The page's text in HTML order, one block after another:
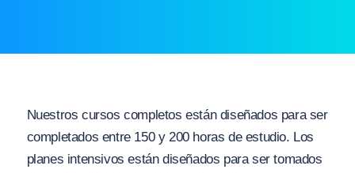
Nuestros cursos completos están diseñados para ser
completados entre 150 y 200 horas de estudio. Los
planes intensivos están diseñados para ser tomados